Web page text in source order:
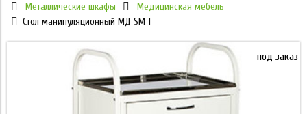
Металлические шкафы
Медицинская мебель
Стол манипуляционный МД SM 1
под заказ